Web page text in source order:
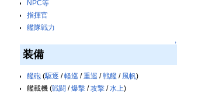
NPC等
指揮官
艦隊戦力
↑
装備
艦砲 (駆逐 /軽巡 /重巡 /戦艦/ 風帆)
艦載機 (戦闘 /爆撃/攻撃/水上)